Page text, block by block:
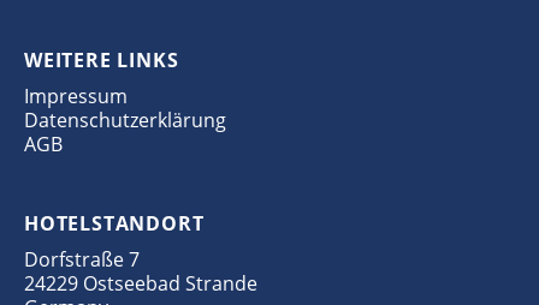
WEITERE LINKS
Impressum
Datenschutzerklärung
AGB
HOTELSTANDORT
Dorfstraße 7
24229 Ostseebad Strande